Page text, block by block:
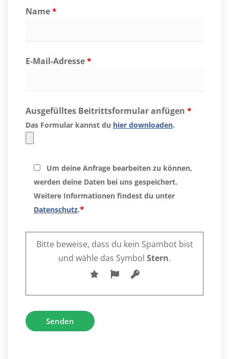
Name*
E-Mail-Adresse*
Ausgefülltes Beitrittsformular anfügen *
Das Formular kannst du hier downloaden.
Um deine Anfrage bearbeiten zu können,
werden deine Daten bei uns gespeichert.
Weitere Informationen findest du unter
Datenschutz.*
Bitte beweise, dass du kein Spambot bist
und wähle das Symbol Stern.